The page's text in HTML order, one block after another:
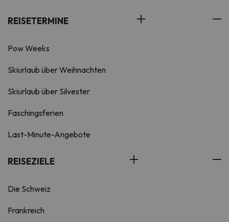
REISETERMINE
Pow Weeks
Skiurlaub über Weihnachten
Skiurlaub über Silvester
Faschingsferien
Last-Minute-Angebote
REISEZIELE
Die Schweiz
Frankreich